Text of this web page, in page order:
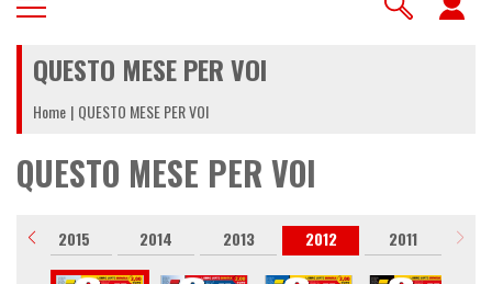
QUESTO MESE PER VOI
Home QUESTO MESE PER VOI
QUESTO MESE PER VOI
2015 2014 2013 2012 2011